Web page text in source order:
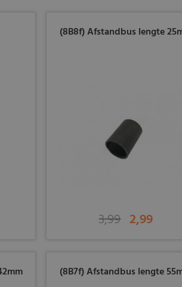
(8B8f) Afstandbus lengte
3,99 2,99
(8B7f) Afstandbus lengte